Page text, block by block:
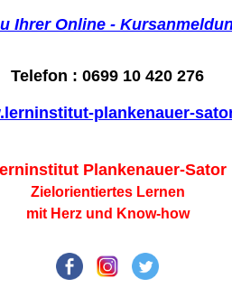
Ihrer Online -
Telefon : 0699 10 420 276
plankenauer-
rninstitut Plankenauer-Sator
Zielorientiertes Lernen
mit Herz und Know-how